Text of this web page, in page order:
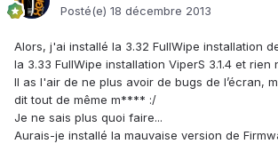
Posté(e) 18 décembre 2013
Alors, j'ai installé la 3.32 FullWipe installation
la 3.33 FullWipe installation ViperS 3.1.4 et rien
Il as l'air de ne plus avoir de bugs de l’écran,
dit tout de même m**** :/
Je ne sais plus quoi faire...
Aurais-je installé la mauvaise version de